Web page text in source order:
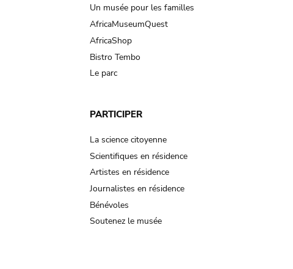
Un musée pour les familles
AfricaMuseumQuest
AfricaShop
Bistro Tembo
Le parc
PARTICIPER
La science citoyenne
Scientifiques en résidence
Artistes en résidence
Journalistes en résidence
Bénévoles
Soutenez le musée